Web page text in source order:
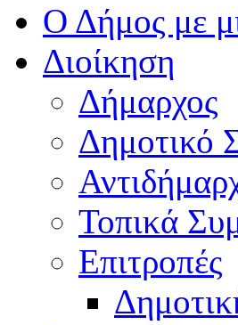
Ο Δήμος με
Διοίκηση
Δήμαρχος
Δημοτικό
Τοπικά
Επιτροπές